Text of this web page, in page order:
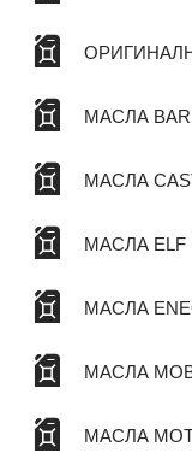
МАСЛА
МАСЛА
МАСЛА ELF
МАСЛА
МАСЛА
МАСЛА